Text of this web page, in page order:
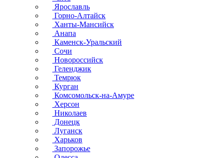
Ярославль
Горно-Алтайск
Ханты-Мансийск
Анапа
Каменск-Уральский
Сочи
Новороссийск
Геленджик
Темрюк
Курган
Комсомольск-на-Амуре
Херсон
Николаев
Донецк
Луганск
Харьков
Запорожье